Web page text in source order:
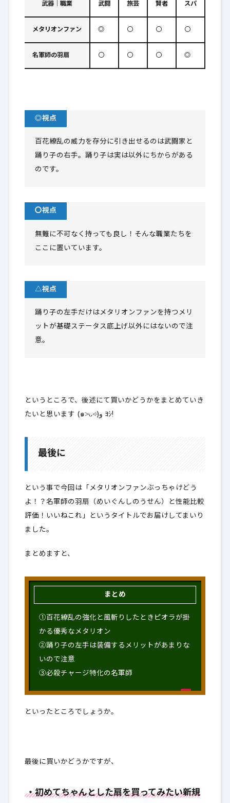
武器｜職業 武闘 旅芸 賢者 スパ
メタリオンファン ◎ 〇 〇 〇
名軍師の羽扇 〇 〇 〇 ◎
◎視点
百花繚乱の威力を存分に引き出せるのは武闘家と
踊り子の右手。踊り子は実は以外にちからがある
のです。
〇視点
無難に不可なく持っても良し！そんな職業たちを
ここに置いています。
△視点
踊り子の左手だけはメタリオンファンを持つメリ
ットが基礎ステータス底上げ以外にはないので注
意。
というところで、後述にて買いかどうかをまとめていき
たいと思います (๑˃̵ᴗ˂̵)و ﾖｼ!
最後に
という事で今回は「メタリオンファンぶっちゃけどう
よ！？名軍師の羽扇（めいぐんしのうせん）と性能比較
評価！いいねこれ」というタイトルでお届けしてまいり
ました。
まとめますと、
まとめ
①百花繚乱の強化と風斬りしたときピオラが掛
かる優秀なメタリオン
②踊り子の左手は装備するメリットがあまりな
いので注意
③必殺チャージ特化の名軍師
といったところでしょうか。
最後に買いかどうかですが、
・初めてちゃんとした扇を買ってみたい新規